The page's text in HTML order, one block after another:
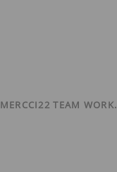
MERCCI22 TEAM WORK.